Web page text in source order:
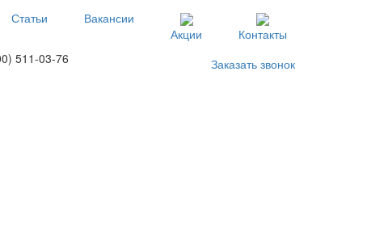
Статьи
Вакансии
Акции
Контакты
511-03-76
Заказать звонок